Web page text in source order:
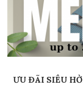
ƯU ĐÃI SIÊU